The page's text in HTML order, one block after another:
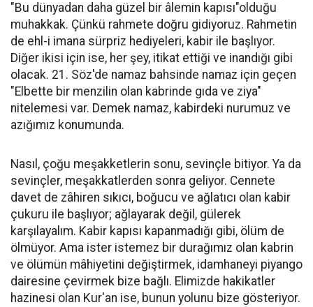
"Bu dünyadan daha güzel bir âlemin kapısı"olduğu
muhakkak. Çünkü rahmete doğru gidiyoruz. Rahmetin
de ehl-i imana sürpriz hediyeleri, kabir ile başlıyor.
Diğer ikisi için ise, her şey, itikat ettiği ve inandığı gibi
olacak. 21. Söz'de namaz bahsinde namaz için geçen
"Elbette bir menzilin olan kabrinde gıda ve ziya"
nitelemesi var. Demek namaz, kabirdeki nurumuz ve
azığımız konumunda.
Nasıl, çoğu meşakketlerin sonu, sevinçle bitiyor. Ya da
sevinçler, meşakkatlerden sonra geliyor. Cennete
davet de zâhiren sıkıcı, boğucu ve ağlatıcı olan kabir
çukuru ile başlıyor; ağlayarak değil, gülerek
karşılayalım. Kabir kapısı kapanmadığı gibi, ölüm de
ölmüyor. Ama ister istemez bir durağımız olan kabrin
ve ölümün mâhiyetini değiştirmek, idamhaneyi piyango
dairesine çevirmek bize bağlı. Elimizde hakikatler
hazinesi olan Kur'an ise, bunun yolunu bize gösteriyor.